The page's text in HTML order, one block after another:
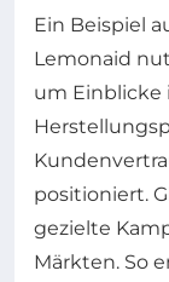
Ein Beispiel
Lemonaid
um Einblicke
positioniert.
gezielte
Märkten. So